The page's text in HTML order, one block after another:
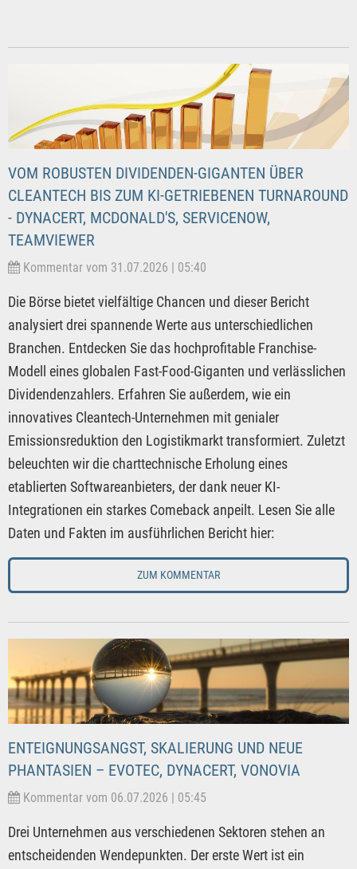
VOM ROBUSTEN DIVIDENDEN-GIGANTEN ÜBER
CLEANTECH BIS ZUM KI-GETRIEBENEN TURNAROUND
- DYNACERT, MCDONALD'S, SERVICENOW,
TEAMVIEWER
Kommentar vom 31.07.2026 | 05:40
Die Börse bietet vielfältige Chancen und dieser Bericht
analysiert drei spannende Werte aus unterschiedlichen
Branchen. Entdecken Sie das hochprofitable Franchise-
Modell eines globalen Fast-Food-Giganten und verlässlichen
Dividendenzahlers. Erfahren Sie außerdem, wie ein
innovatives Cleantech-Unternehmen mit genialer
Emissionsreduktion den Logistikmarkt transformiert. Zuletzt
beleuchten wir die charttechnische Erholung eines
etablierten Softwareanbieters, der dank neuer KI-
Integrationen ein starkes Comeback anpeilt. Lesen Sie alle
Daten und Fakten im ausführlichen Bericht hier:
ZUM KOMMENTAR
ENTEIGNUNGSANGST, SKALIERUNG UND NEUE
PHANTASIEN – EVOTEC, DYNACERT, VONOVIA
Kommentar vom 06.07.2026 | 05:45
Drei Unternehmen aus verschiedenen Sektoren stehen an
entscheidenden Wendepunkten. Der erste Wert ist ein